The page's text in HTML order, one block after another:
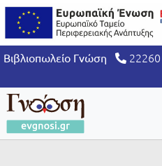
Βιβλιοπωλείο Γνώση